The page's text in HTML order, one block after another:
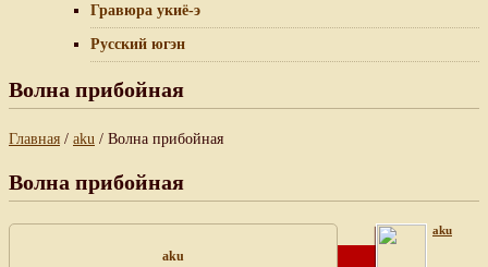
Гравюра укиё-э
Русский югэн
Волна прибойная
Главная / aku / Волна прибойная
Волна прибойная
aku
aku